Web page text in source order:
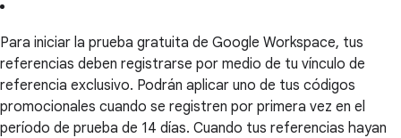
Para iniciar la prueba gratuita de Google Workspace, tus
referencias deben registrarse por medio de tu vínculo de
referencia exclusivo. Podrán aplicar uno de tus códigos
promocionales cuando se registren por primera vez en el
período de prueba de 14 días. Cuando tus referencias hayan